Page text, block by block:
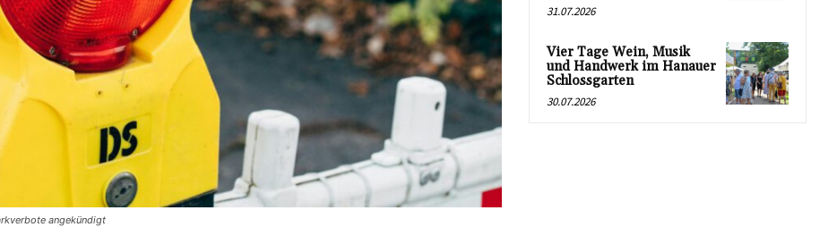
angekündigt
31.07.2026
Vier Tage Wein, Musik
und Handwerk im Hanauer
Schlossgarten
30.07.2026